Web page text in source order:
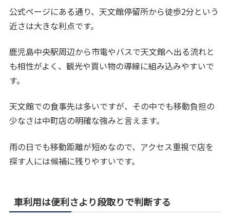
公式ページにある通り、天文館停留所から徒歩2分という
近さは大きな利点です。
鹿児島中央駅周辺から市電やバスで天文館へ出る流れと
も相性がよく、観光や買い物の導線に組み込みやすいで
す。
天文館での食事先は多いですが、その中でも移動負担の
少なさは中町店の明確な強みと言えます。
雨の日でも移動距離が短めなので、アクセス重視で店を
探す人には候補に残りやすいです。
車利用は便利さより段取りで判断する